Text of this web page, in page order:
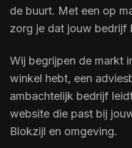
de buurt. Met een op
zorg je dat jouw bedrijf
Wij begrijpen de markt
winkel hebt, een
ambachtelijk bedrijf
website die past bij
Blokzijl en omgeving.